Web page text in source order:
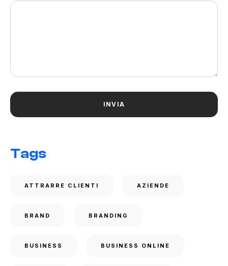
Tags
ATTRARRE CLIENTI AZIENDE
BRAND BRANDING
BUSINESS BUSINESS ONLINE